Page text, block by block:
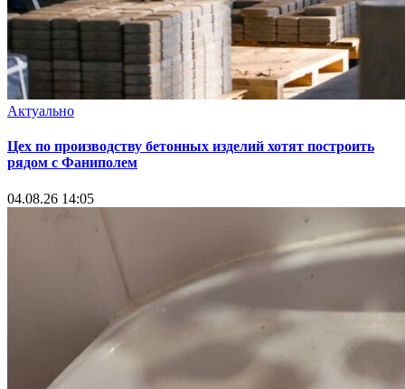
Актуально
Цех по производству бетонных изделий хотят построить
рядом с Фаниполем
04.08.26 14:05